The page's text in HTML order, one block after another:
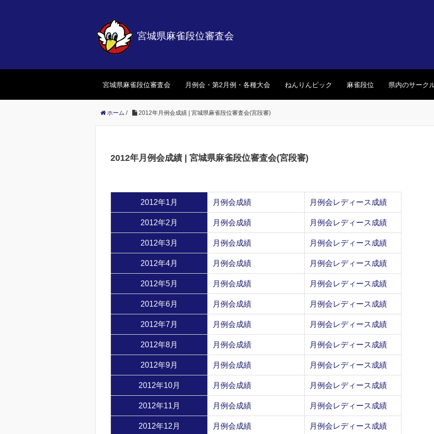
宮城県麻雀段位審査会
宮城県麻雀段位審査会 月例会・第2月例・各種大会 ねんりんピック 麻雀段位 県内のサーク
ホーム / 2012年月例会成績 | 宮城県麻雀段位審査会(宮段審)
2012年月例会成績 | 宮城県麻雀段位審査会(宮段審)
2012年1月 月例会成績 月例会レディース成績
2012年2月 月例会成績 月例会レディース成績
2012年3月 月例会成績 月例会レディース成績
2012年4月 月例会成績 月例会レディース成績
2012年5月 月例会成績 月例会レディース成績
2012年6月 月例会成績 月例会レディース成績
2012年7月 月例会成績 月例会レディース成績
2012年8月 月例会成績 月例会レディース成績
2012年9月 月例会成績 月例会レディース成績
2012年10月 月例会成績 月例会レディース成績
2012年11月 月例会成績 月例会レディース成績
2012年12月 月例会成績 月例会レディース成績